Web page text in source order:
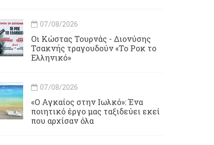
07/08/2026
Οι Κώστας Τουρνάς - Διονύσης
Τσακνής τραγουδούν «Το Ροκ το
Ελληνικό»
07/08/2026
«Ο Αγκαίος στην Ιωλκό»: Ένα
ποιητικό έργο μας ταξιδεύει εκεί
που αρχίσαν όλα